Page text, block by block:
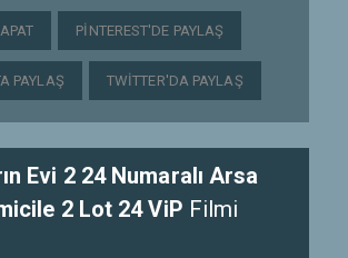
PINTEREST'DE PAYLAŞ
PAYLAŞ TWITTER'DA PAYLAŞ
Evi 2 24 Numaralı Arsa
2 Lot 24 ViP Filmi